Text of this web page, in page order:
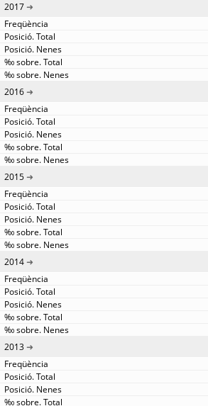
2017
2016
2015
2014
2013